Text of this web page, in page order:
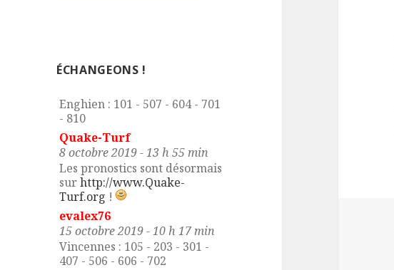
ÉCHANGEONS !
evalex76
Enghien : 101 - 507 - 604 - 701
- 810
Quake-Turf
8 octobre 2019 - 13 h 55 min
Les pronostics sont désormais
surhttp://www.Quake-
Turf.org !
evalex76
15 octobre 2019 - 10 h 17 min
Vincennes : 105 - 203 - 301 -
407 - 506 - 606 - 702